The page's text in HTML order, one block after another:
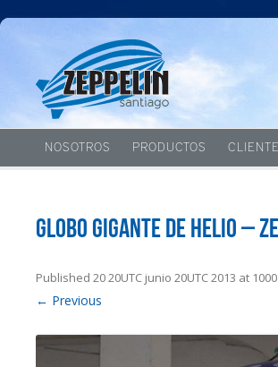
NOSOTROS PRODUCTOS
Globo gigante de helio –
Published 20 20UTC junio 20UTC 2013 at
← Previous